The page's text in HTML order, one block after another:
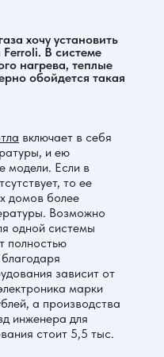
хочу установить
В системе
нагрева, теплые
обойдется такая
включает в себя
и ею
модели. Если в
то ее
домов более
Возможно
одной системы
полностью
зависит от
марки
а производства
инженера для
стоит 5,5 тыс.